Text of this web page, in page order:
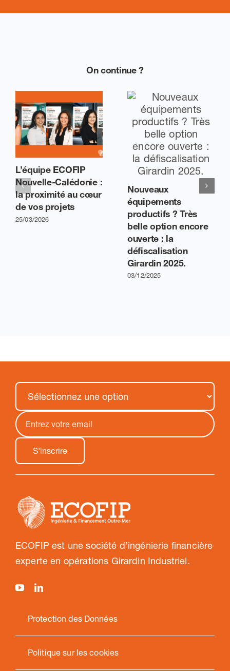
On continue ?
L’équipe ECOFIP
Nouvelle-Calédonie :
la proximité au cœur
de vos projets
25/03/2026
Nouveaux
équipements
productifs ? Très
belle option encore
ouverte : la
défiscalisation
Girardin 2025.
03/12/2025
ECOFIP est une société d’ingénierie financière
experte en opérations Girardin Industriel.
Protection des Données
Politique sur les cookies